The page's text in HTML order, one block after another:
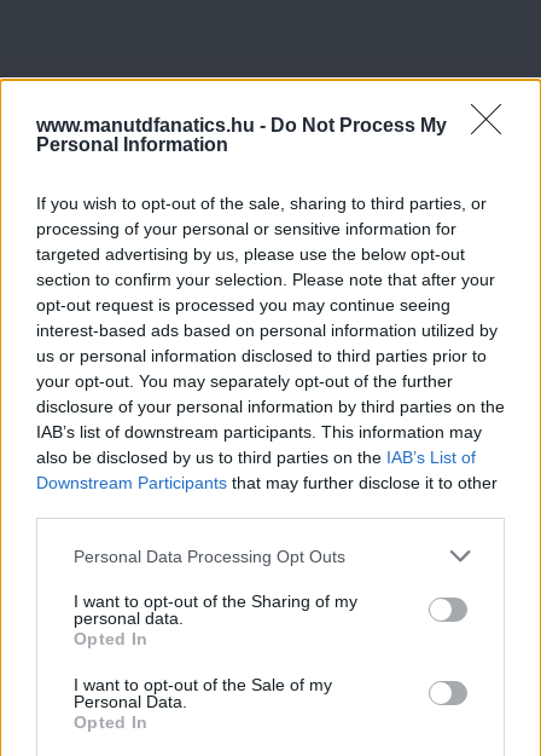
www.manutdfanatics.hu - Do Not Process My
Personal Information
If you wish to opt-out of the sale, sharing to third parties, or
processing of your personal or sensitive information for
targeted advertising by us, please use the below opt-out
section to confirm your selection. Please note that after your
opt-out request is processed you may continue seeing
interest-based ads based on personal information utilized by
us or personal information disclosed to third parties prior to
your opt-out. You may separately opt-out of the further
disclosure of your personal information by third parties on the
IAB’s list of downstream participants. This information may
also be disclosed by us to third parties on the IAB’s List of
Downstream Participants that may further disclose it to other
Please note that this website/app uses one or more Google
not limited to your visit or usage behaviour. You may click to
grant or deny consent to Google and its third-party tags to
use your data for below specified purposes in below Google
consent section.
Personal Data Processing Opt Outs
I want to opt-out of the Sharing of my
personal data.
Opted In
I want to opt-out of the Sale of my
Personal Data.
Opted In